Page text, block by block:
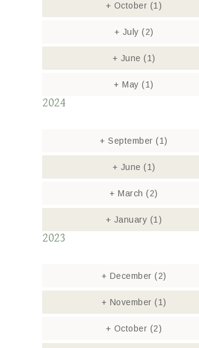
+ October (1)
+ July (2)
+ June (1)
+ May(1)
2024
+ September(1)
+ June (1)
+ March(2)
+ January (1)
2023
+ December (2)
+ November (1)
+ October (2)